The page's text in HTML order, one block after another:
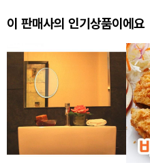
이 판매사의 인기상품이에요